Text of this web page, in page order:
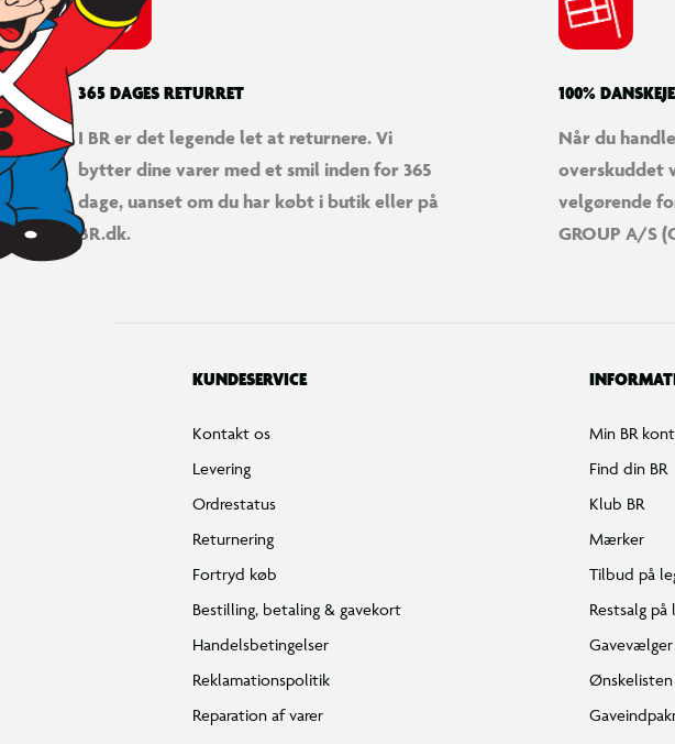
365 DAGES RETURRET
I BR er det legende let at returnere. Vi
bytter dine varer med et smil inden for 365
dage, uanset om du har købt i butik eller på
BR.dk.
100%
Når du
overskuddet
velgørende
GROUP A/S
KUNDESERVICE
Kontakt os
Levering
Ordrestatus
Returnering
Fortryd køb
Bestilling, betaling & gavekort
Handelsbetingelser
Reklamationspolitik
Reparation af varer
Min BR
Find din BR
Klub BR
Mærker
Tilbud på
Restsalg
Gavevælger
Ønskelisten